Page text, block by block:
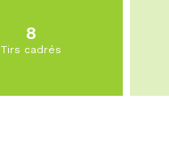
8
Tirs cadrés